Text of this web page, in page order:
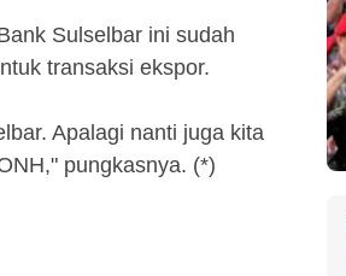
Sulselbar ini sudah
transaksi ekspor.
Apalagi nanti juga kita
pungkasnya. (*)